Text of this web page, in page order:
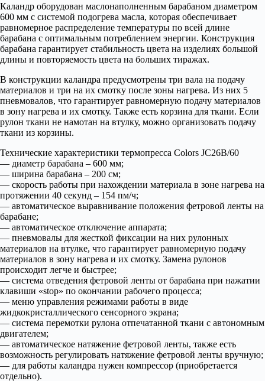
Каландр оборудован маслонаполненным барабаном диаметром
600 мм с системой подогрева масла, которая обеспечивает
равномерное распределение температуры по всей длине
барабана с оптимальным потреблением энергии. Конструкция
барабана гарантирует стабильность цвета на изделиях большой
длины и повторяемость цвета на больших тиражах.
В конструкции каландра предусмотрены три вала на подачу
материалов и три на их смотку после зоны нагрева. Из них 5
пневмовалов, что гарантирует равномерную подачу материалов
в зону нагрева и их смотку. Также есть корзина для ткани. Если
рулон ткани не намотан на втулку, можно организовать подачу
ткани из корзины.
Технические характеристики термопресса Colors JC26B/60
— диаметр барабана – 600 мм;
— ширина барабана – 200 см;
— скорость работы при нахождении материала в зоне нагрева на
протяжении 40 секунд – 154 пм/ч;
— автоматическое выравнивание положения фетровой ленты на
барабане;
— автоматическое отключение аппарата;
— пневмовалы для жесткой фиксации на них рулонных
материалов на втулке, что гарантирует равномерную подачу
материалов в зону нагрева и их смотку. Замена рулонов
происходит легче и быстрее;
— система отведения фетровой ленты от барабана при нажатии
клавиши «stop» по окончании рабочего процесса;
— меню управления режимами работы в виде
жидкокристаллического сенсорного экрана;
— система перемотки рулона отпечатанной ткани с автономным
двигателем;
— автоматическое натяжение фетровой ленты, также есть
возможность регулировать натяжение фетровой ленты вручную;
— для работы каландра нужен компрессор (приобретается
отдельно).